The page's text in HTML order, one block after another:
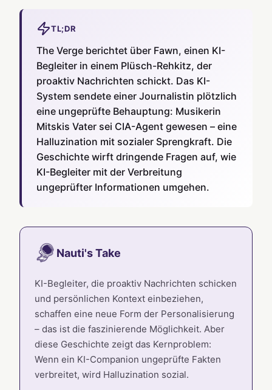
TL;DR
The Verge berichtet über Fawn, einen KI-
Begleiter in einem Plüsch-Rehkitz, der
proaktiv Nachrichten schickt. Das KI-
System sendete einer Journalistin plötzlich
eine ungeprüfte Behauptung: Musikerin
Mitskis Vater sei CIA-Agent gewesen – eine
Halluzination mit sozialer Sprengkraft. Die
Geschichte wirft dringende Fragen auf, wie
KI-Begleiter mit der Verbreitung
ungeprüfter Informationen umgehen.
Nauti's Take
KI-Begleiter, die proaktiv Nachrichten schicken
und persönlichen Kontext einbeziehen,
schaffen eine neue Form der Personalisierung
– das ist die faszinierende Möglichkeit. Aber
diese Geschichte zeigt das Kernproblem:
Wenn ein KI-Companion ungeprüfte Fakten
verbreitet, wird Halluzination sozial.